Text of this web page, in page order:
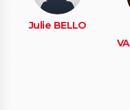
Julie BELLO